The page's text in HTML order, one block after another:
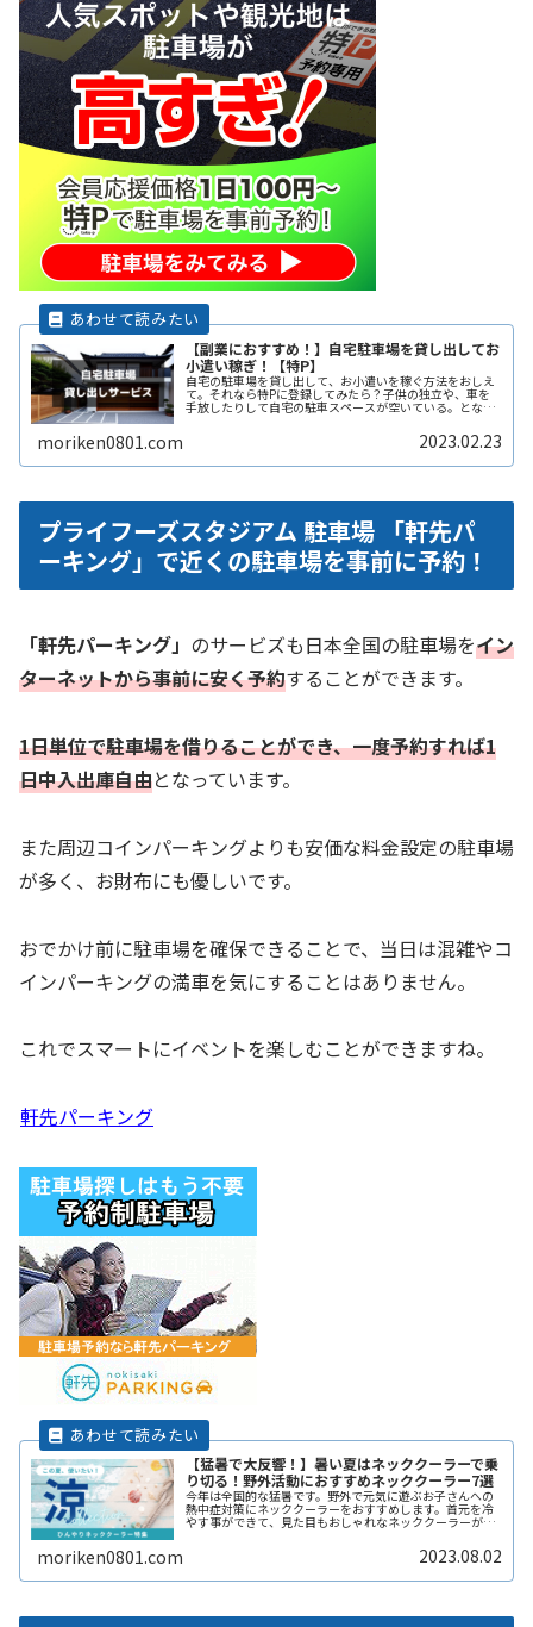
【副業におすすめ！】自宅駐車場を貸し出してお
小遣い稼ぎ！【特P】
自宅の駐車場を貸し出して、お小遣いを稼ぐ方法をおしえ
て。それなら特Pに登録してみたら？子供の独立や、車を
手放したりして自宅の駐車スペースが空いている。となり
貸すと副収入になると聞いたことがReadMore...
moriken0801.com 2023.02.23
プライフーズスタジアム 駐車場 「軒先パ
ーキング」で近くの駐車場を事前に予約！
「軒先パーキング」 のサービズも日本全国の駐車場をイン
ターネットから事前に安く予約することができます。
1日単位で駐車場を借りることができ、一度予約すれば1
日中入出庫自由となっています。
また周辺コインパーキングよりも安価な料金設定の駐車場
が多く、お財布にも優しいです。
おでかけ前に駐車場を確保できることで、当日は混雑やコ
インパーキングの満車を気にすることはありません。
これでスマートにイベントを楽しむことができますね。
軒先パーキング
【猛暑で大反響！】暑い夏はネッククーラーで乗
り切る！野外活動におすすめネッククーラー7選
今年は全国的な猛暑です。野外で元気に遊ぶお子さんへの
熱中症対策にネッククーラーをおすすめします。首元を冷
やす事ができて、見た目もおしゃれなネッククーラーがそ
お子さんとの楽しい思い出作りをしReadMore...
moriken0801.com 2023.08.02